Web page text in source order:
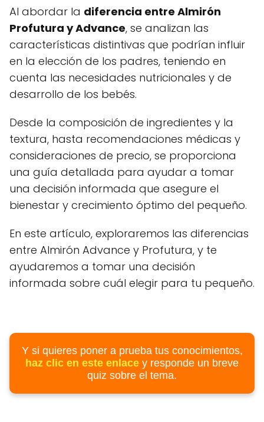
Al abordar la diferencia entre Almirón
Profutura y Advance, se analizan las
características distintivas que podrían influir
en la elección de los padres, teniendo en
cuenta las necesidades nutricionales y de
desarrollo de los bebés.
Desde la composición de ingredientes y la
textura, hasta recomendaciones médicas y
consideraciones de precio, se proporciona
una guía detallada para ayudar a tomar
una decisión informada que asegure el
bienestar y crecimiento óptimo del pequeño.
En este artículo, exploraremos las diferencias
entre Almirón Advance y Profutura, y te
ayudaremos a tomar una decisión
informada sobre cuál elegir para tu pequeño.
Y si quieres poner a prueba tus conocimientos,
haz clic en este enlace y responde un breve
quiz sobre el tema.